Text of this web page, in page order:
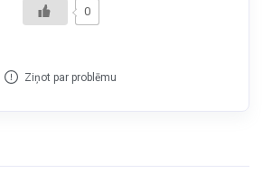
0
Ziņot par problēmu